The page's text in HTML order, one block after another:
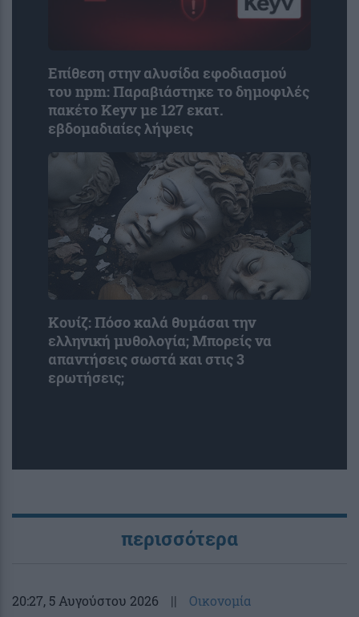
Επίθεση στην αλυσίδα εφοδιασμού
του npm: Παραβιάστηκε το δημοφιλές
πακέτο Keyv με 127 εκατ.
εβδομαδιαίες λήψεις
Κουίζ: Πόσο καλά θυμάσαι την
ελληνική μυθολογία; Μπορείς να
απαντήσεις σωστά και στις 3
ερωτήσεις;
περισσότερα
20:27, 5 Αυγούστου 2026 || Οικονομία